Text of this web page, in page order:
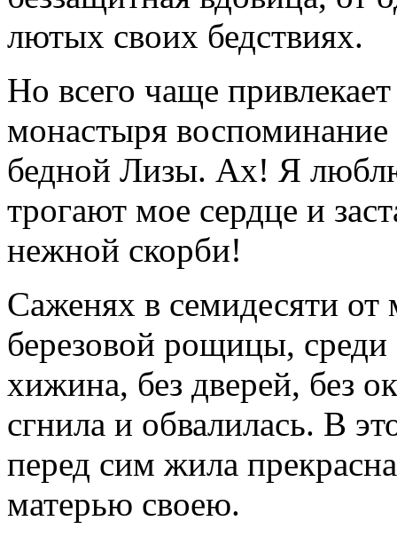
лютых своих бедствиях.
Но всего чаще
монастыря
бедной Лизы. Ах! Я
трогают мое сердце и
нежной скорби!
Саженях в семидесяти
березовой рощицы, среди
хижина, без дверей, без
сгнила и обвалилась. В
перед сим жила
матерью своею.